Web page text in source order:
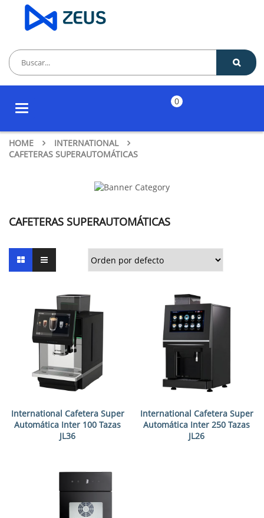
Toggle
0
HOME
INTERNATIONAL
CAFETERAS SUPERAUTOMÁTICAS
CAFETERAS SUPERAUTOMÁTICAS
International Cafetera Super
Automática Inter 100 Tazas
JL36
International Cafetera Super
Automática Inter 250 Tazas
JL26